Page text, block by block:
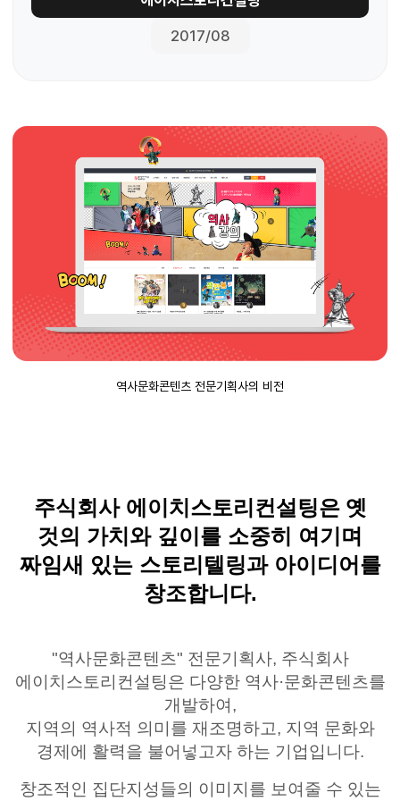
2017/08
역사문화콘텐츠 전문기획사의 비전
주식회사 에이치스토리컨설팅은 옛
것의 가치와 깊이를 소중히 여기며
짜임새 있는 스토리텔링과 아이디어를
창조합니다.
"역사문화콘텐츠" 전문기획사, 주식회사
에이치스토리컨설팅은 다양한 역사·문화콘텐츠를
개발하여 ,
지역의 역사적 의미를 재조명하고, 지역 문화와
경제에 활력을 불어넣고자 하는 기업입니다.
창조적인 집단지성들의 이미지를 보여줄 수 있는